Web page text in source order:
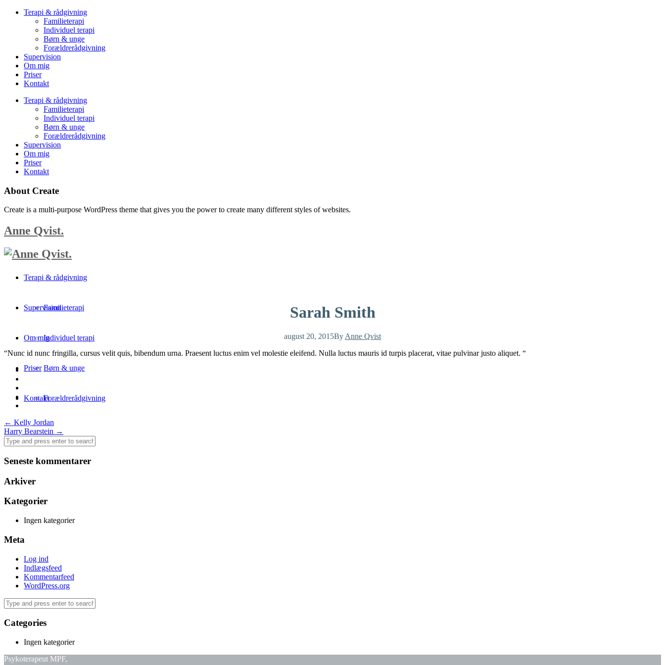
Terapi & rådgivning
Familieterapi
Individuel terapi
Børn & unge
Forældrerådgivning
Supervision
Om mig
Priser
Kontakt
Terapi & rådgivning
Familieterapi
Individuel terapi
Børn & unge
Forældrerådgivning
Supervision
Om mig
Priser
Kontakt
About Create
Create is a multi-purpose WordPress theme that gives you the power to create many different styles of websites.
Anne Qvist.
Terapi & rådgivning
Familieterapi
Individuel terapi
Børn & unge
Forældrerådgivning
Supervision
Om mig
Priser
Kontakt
Sarah Smith
august 20, 2015By Anne Qvist
“Nunc id nunc fringilla, cursus velit quis, bibendum urna. Praesent luctus enim vel molestie eleifend. Nulla luctus mauris id turpis placerat, vitae pulvinar justo aliquet. “
Post
navigation
← Kelly Jordan
Harry Bearstein →
Seneste kommentarer
Arkiver
Kategorier
Ingen kategorier
Meta
Log ind
Indlægsfeed
Kommentarfeed
WordPress.org
Categories
Ingen kategorier
Psykoterapeut MPF,